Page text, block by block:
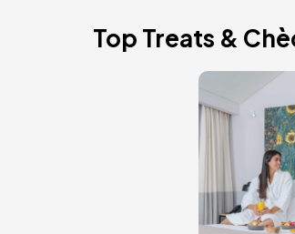
Top Treats &
Image